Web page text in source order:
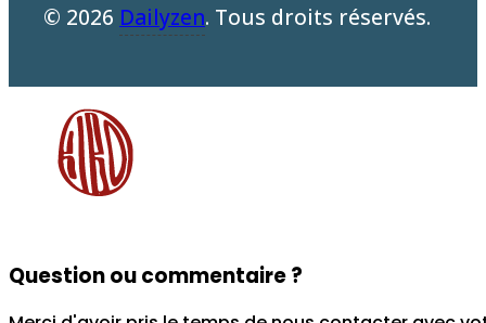
© 2026 Dailyzen. Tous droits réservés.
Question ou commentaire ?